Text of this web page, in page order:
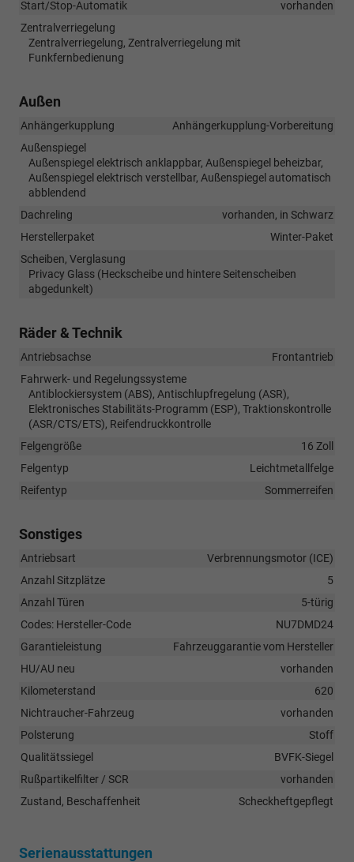
Start/Stop-Automatik
vorhanden
Zentralverriegelung
Zentralverriegelung, Zentralverriegelung mit
Funkfernbedienung
Außen
Anhängerkupplung
Anhängerkupplung-Vorbereitung
Außenspiegel
Außenspiegel elektrisch anklappbar, Außenspiegel beheizbar,
Außenspiegel elektrisch verstellbar, Außenspiegel automatisch
abblendend
Dachreling
vorhanden, in Schwarz
Herstellerpaket
Winter-Paket
Scheiben, Verglasung
Privacy Glass (Heckscheibe und hintere Seitenscheiben
abgedunkelt)
Räder & Technik
Antriebsachse
Frontantrieb
Fahrwerk- und Regelungssysteme
Antiblockiersystem (ABS), Antischlupfregelung (ASR),
Elektronisches Stabilitäts-Programm (ESP), Traktionskontrolle
(ASR/CTS/ETS), Reifendruckkontrolle
Felgengröße
16 Zoll
Felgentyp
Leichtmetallfelge
Reifentyp
Sommerreifen
Sonstiges
Antriebsart
Verbrennungsmotor (ICE)
Anzahl Sitzplätze
5
Anzahl Türen
5-türig
Codes: Hersteller-Code
NU7DMD24
Garantieleistung
Fahrzeuggarantie vom Hersteller
HU/AU neu
vorhanden
Kilometerstand
620
Nichtraucher-Fahrzeug
vorhanden
Polsterung
Stoff
Qualitätssiegel
BVFK-Siegel
Rußpartikelfilter / SCR
vorhanden
Zustand, Beschaffenheit
Scheckheftgepflegt
Serienausstattungen